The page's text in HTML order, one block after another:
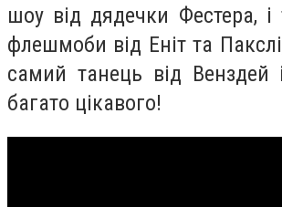
шоу від дядечки Фестера, і
флешмоби від Еніт та
самий танець від Венздей
багато цікавого!